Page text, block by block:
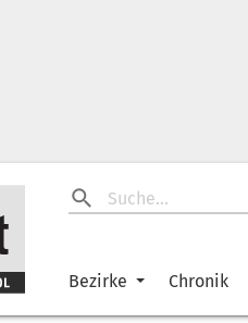
Bezirke Chronik